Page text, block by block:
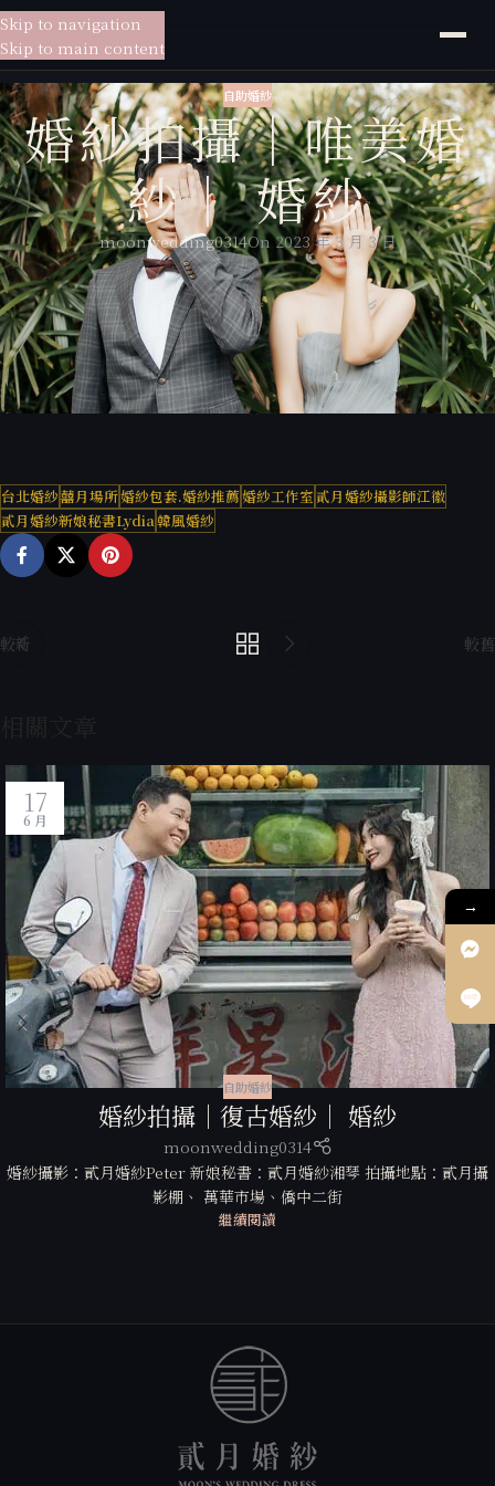
貳月婚紗
Skip to navigation
Skip to main content
自助婚紗
婚紗拍攝｜唯美婚
紗｜ 婚紗
moonwedding0314On 2023 年 3 月 3 日
婚紗攝影：貳月婚紗江徽
新娘秘書：貳月婚紗LYDIA
拍攝地點：貳月婚紗攝影棚、陽明山、海邊
新人姓名：霈諄＆乙婷
台北婚紗囍月場所婚紗包套.婚紗推薦婚紗工作室貳月婚紗攝影師江徽
貳月婚紗新娘秘書Lydia韓風婚紗
較新 較舊
17
6 月
自助婚紗
婚紗拍攝｜復古婚紗｜ 婚紗
moonwedding0314
婚紗攝影：貳月婚紗Peter 新娘秘書：貳月婚紗湘琴 拍攝地點：貳月攝
影棚、 萬華市場、僑中二街
繼續閱讀
→